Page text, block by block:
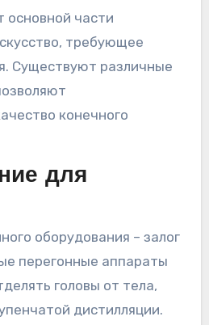
основной части
требующее
Существуют различные
конечного
для
оборудования – залог
перегонные аппараты
головы от тела,
дистилляции.